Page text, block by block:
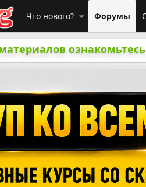
Что нового? Форумы